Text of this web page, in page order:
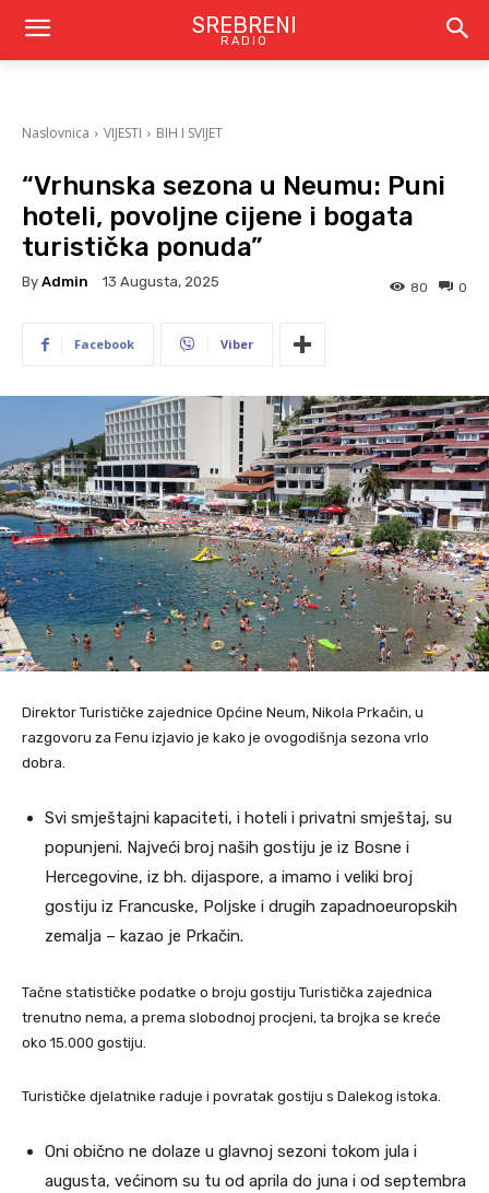
SREBRENI
RADIO
Naslovnica VIJESTI BIH I SVIJET
“Vrhunska sezona u Neumu: Puni
hoteli, povoljne cijene i bogata
turistička ponuda”
By Admin 13 Augusta, 2025 0
80
Facebook Viber
Direktor Turističke zajednice Općine Neum, Nikola Prkačin, u
razgovoru za Fenu izjavio je kako je ovogodišnja sezona vrlo
dobra.
Svi smještajni kapaciteti, i hoteli i privatni smještaj, su
popunjeni. Najveći broj naših gostiju je iz Bosne i
Hercegovine, iz bh. dijaspore, a imamo i veliki broj
gostiju iz Francuske, Poljske i drugih zapadnoeuropskih
zemalja – kazao je Prkačin.
Tačne statističke podatke o broju gostiju Turistička zajednica
trenutno nema, a prema slobodnoj procjeni, ta brojka se kreće
oko 15.000 gostiju.
Turističke djelatnike raduje i povratak gostiju s Dalekog istoka.
Oni obično ne dolaze u glavnoj sezoni tokom jula i
augusta, većinom su tu od aprila do juna i od septembra